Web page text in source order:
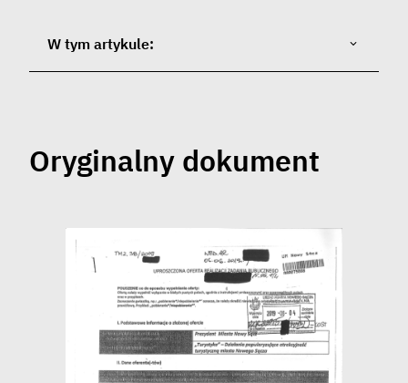
W tym artykule:
Oryginalny dokument